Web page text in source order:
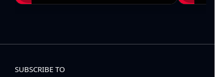
SUBSCRIBE TO